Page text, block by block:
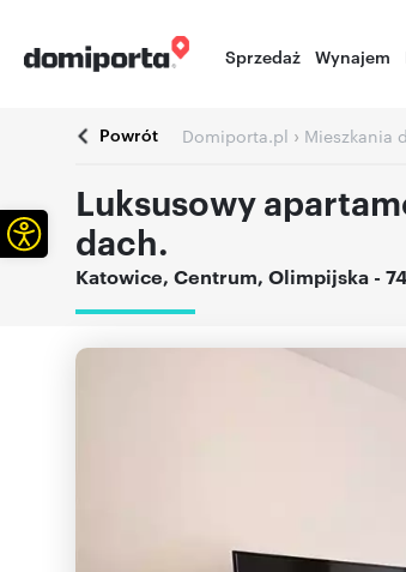
Sprzedaż Wynajem
Powrót Domiporta.pl › Mieszkania
Luksusowy
dach.
Katowice, Centrum, Olimpijska -
Otwórz pasek narzędzi